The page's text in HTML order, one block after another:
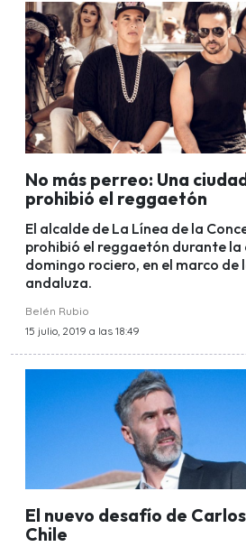
No más perreo: Una
prohibió el reggaetón
El alcalde de La Línea de la
prohibió el reggaetón durante la
domingo rociero, en el marco de
andaluza.
Belén Rubio
15 julio, 2019 a las 18:49
El nuevo desafío de
Chile